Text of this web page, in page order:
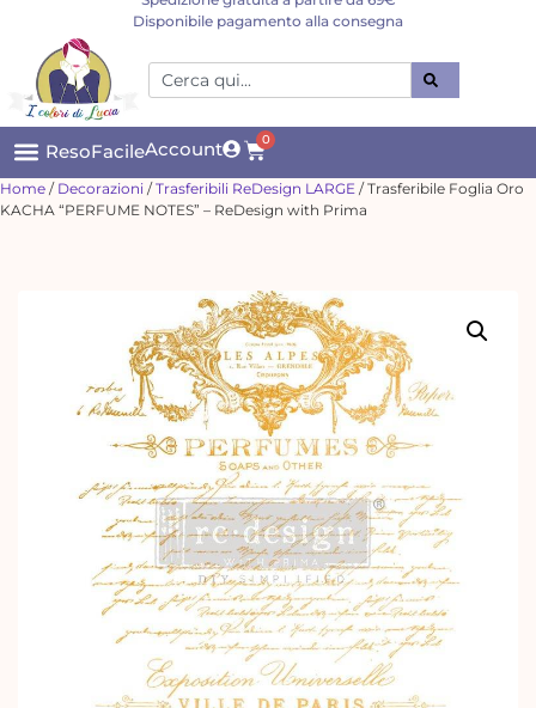
Disponibile pagamento alla consegna
ResoFacileAccount 0
Home / Decorazioni /Trasferibili ReDesign LARGE / Trasferibile Foglia Oro
KACHA “PERFUME NOTES” – ReDesign with Prima